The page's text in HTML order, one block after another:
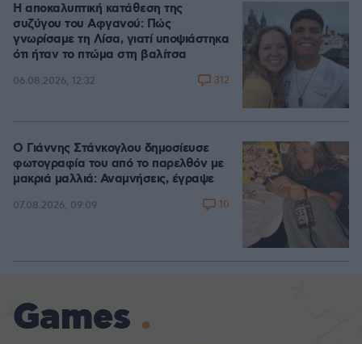
Η αποκαλυπτική κατάθεση της
συζύγου του Αφγανού: Πώς
γνωρίσαμε τη Λίσα, γιατί υποψιάστηκα
ότι ήταν το πτώμα στη βαλίτσα
06.08.2026, 12:32 312
Ο Γιάννης Στάνκογλου δημοσίευσε
φωτογραφία του από το παρελθόν με
μακριά μαλλιά: Αναμνήσεις, έγραψε
07.08.2026, 09:09 10
Games